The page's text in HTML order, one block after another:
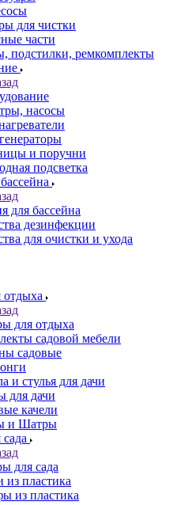
для чистки
части
подстилки, ремкомплекты
насосы
и поручни
подсветка
для бассейна
дезинфекции
для очистки и ухода
отдыха
для отдыха
садовой мебели
садовые
и стулья для дачи
для дачи
качели
и Шатры
для сада
из пластика
из пластика